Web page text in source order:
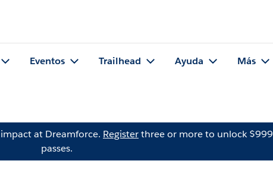
Eventos Trailhead Ayuda Más
at Dreamforce. Registerthree or more to unlock $999
passes.